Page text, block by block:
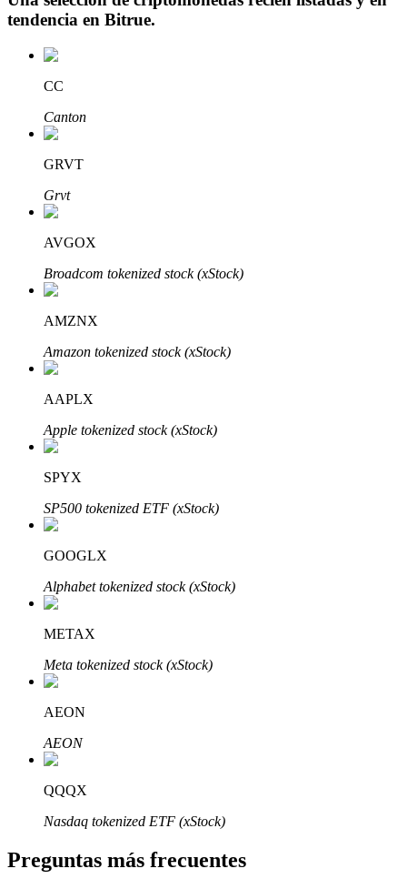
Obtenga ganancias a largo plazo e intereses flexibles
Aprender Staking
Obtenga más información sobre cómo obtener ingresos pasivos
Bitrue
Bitrue Partners
Afiliados de Bitrue
¡Hasta un 65% de comisiones!
tendencia en Bitrue.
CC
Canton
GRVT
Grvt
AVGOX
Broadcom tokenized stock (xStock)
AMZNX
Amazon tokenized stock (xStock)
AAPLX
Apple tokenized stock (xStock)
SPYX
SP500 tokenized ETF (xStock)
GOOGLX
Alphabet tokenized stock (xStock)
METAX
Meta tokenized stock (xStock)
AEON
AEON
QQQX
Nasdaq tokenized ETF (xStock)
Preguntas más frecuentes